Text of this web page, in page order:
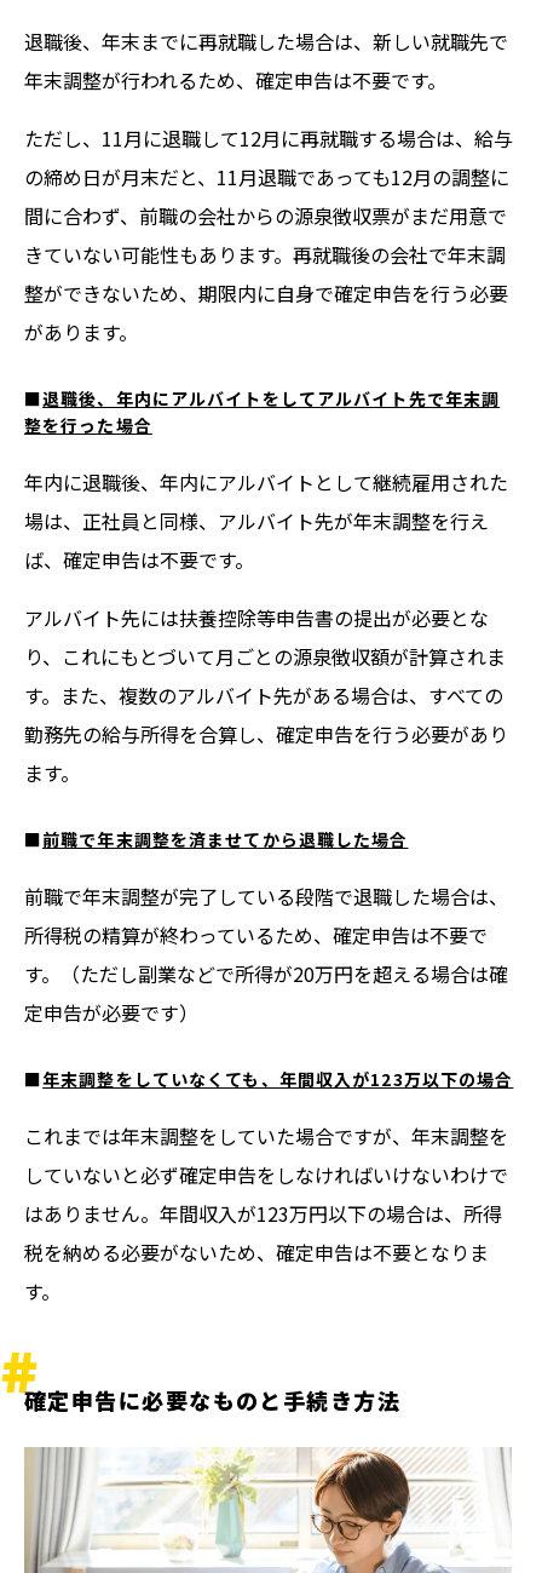
退職後、年末までに再就職した場合は、新しい就職先で
年末調整が行われるため、確定申告は不要です。
ただし、11月に退職して12月に再就職する場合は、給与
の締め日が月末だと、11月退職であっても12月の調整に
間に合わず、前職の会社からの源泉徴収票がまだ用意で
きていない可能性もあります。再就職後の会社で年末調
整ができないため、期限内に自身で確定申告を行う必要
があります。
■退職後、年内にアルバイトをしてアルバイト先で年末調
整を行った場合
年内に退職後、年内にアルバイトとして継続雇用された
場は、正社員と同様、アルバイト先が年末調整を行え
ば、確定申告は不要です。
アルバイト先には扶養控除等申告書の提出が必要とな
り、これにもとづいて月ごとの源泉徴収額が計算されま
す。また、複数のアルバイト先がある場合は、すべての
勤務先の給与所得を合算し、確定申告を行う必要があり
ます。
■前職で年末調整を済ませてから退職した場合
前職で年末調整が完了している段階で退職した場合は、
所得税の精算が終わっているため、確定申告は不要で
す。（ただし副業などで所得が20万円を超える場合は確
定申告が必要です）
■年末調整をしていなくても、年間収入が123万以下の場合
これまでは年末調整をしていた場合ですが、年末調整を
していないと必ず確定申告をしなければいけないわけで
はありません。年間収入が123万円以下の場合は、所得
税を納める必要がないため、確定申告は不要となりま
す。
確定申告に必要なものと手続き方法